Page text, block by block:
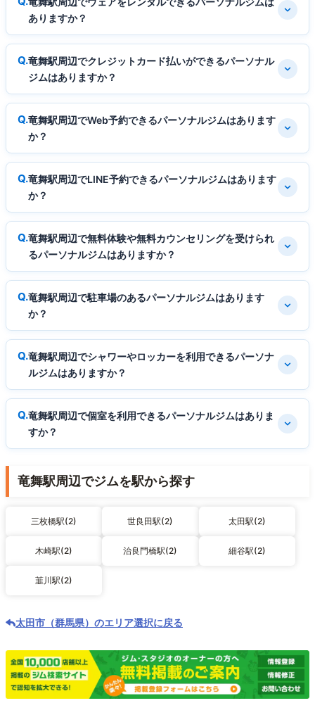
ありますか？
竜舞駅周辺でクレジットカード払いができるパーソナル
ジムはありますか？
竜舞駅周辺でWeb予約できるパーソナルジムはあります
か？
竜舞駅周辺でLINE予約できるパーソナルジムはあります
か？
竜舞駅周辺で無料体験や無料カウンセリングを受けられ
るパーソナルジムはありますか？
竜舞駅周辺で駐車場のあるパーソナルジムはあります
か？
竜舞駅周辺でシャワーやロッカーを利用できるパーソナ
ルジムはありますか？
竜舞駅周辺で個室を利用できるパーソナルジムはありま
すか？
竜舞駅周辺でジムを駅から探す
三枚橋駅(2) 世良田駅(2) 太田駅(2)
木崎駅(2) 治良門橋駅(2) 細谷駅(2)
韮川駅(2)
太田市（群馬県）のエリア選択に戻る